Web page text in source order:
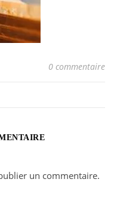
0 commentaire
un commentaire.